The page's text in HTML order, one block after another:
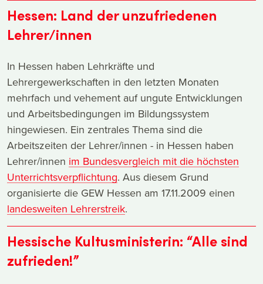
Hessen: Land der unzufriedenen
Lehrer/innen
In Hessen haben Lehrkräfte und
Lehrergewerkschaften in den letzten Monaten
mehrfach und vehement auf ungute Entwicklungen
und Arbeitsbedingungen im Bildungssystem
hingewiesen. Ein zentrales Thema sind die
Arbeitszeiten der Lehrer/innen - in Hessen haben
Lehrer/innen im Bundesvergleich mit die höchsten
Unterrichtsverpflichtung. Aus diesem Grund
organisierte die GEW Hessen am 17.11.2009 einen
landesweiten Lehrerstreik.
Hessische Kultusministerin: “Alle sind
zufrieden!”